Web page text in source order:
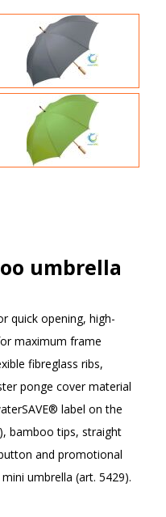
umbrella
quick opening, high-
maximum frame
fibreglass ribs,
ponge cover material
label on the
bamboo tips, straight
and promotional
umbrella (art. 5429).